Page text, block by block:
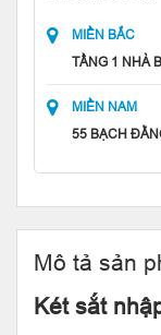
MIỀN BẮC
TẦNG 1 NHÀ
MIỀN NAM
55 BẠCH
Mô tả sản
Két sắt